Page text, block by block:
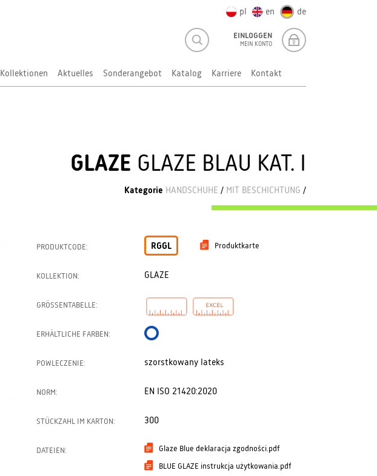
pl en de
EINLOGGEN
MEIN KONTO
Kollektionen Aktuelles Sonderangebot Katalog Karriere Kontakt
GLAZE GLAZE BLAU KAT. I
Kategorie HANDSCHUHE / MIT BESCHICHTUNG /
PRODUKTCODE: RGGL Produktkarte
KOLLEKTION: GLAZE
GRÖSSENTABELLE:
ERHÄLTLICHE FARBEN:
POWLECZENIE: szorstkowany lateks
NORM: EN ISO 21420:2020
STÜCKZAHL IM KARTON: 300
DATEIEN: Glaze Blue deklaracja zgodności.pdf
BLUE GLAZE instrukcja użytkowania.pdf